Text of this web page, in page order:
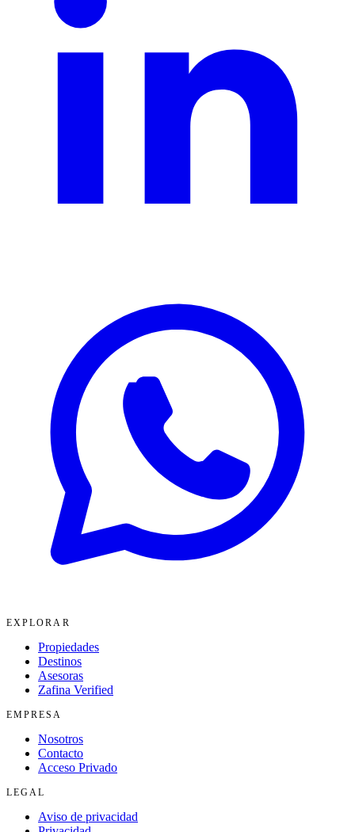
EXPLORAR
Propiedades
Destinos
Asesoras
Zafina Verified
EMPRESA
Nosotros
Contacto
Acceso Privado
LEGAL
Aviso de privacidad